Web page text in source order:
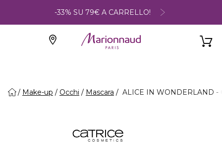
-33% SU 79€ A CARRELLO!
Make-up Occhi Mascara ALICE IN WONDERLAND -